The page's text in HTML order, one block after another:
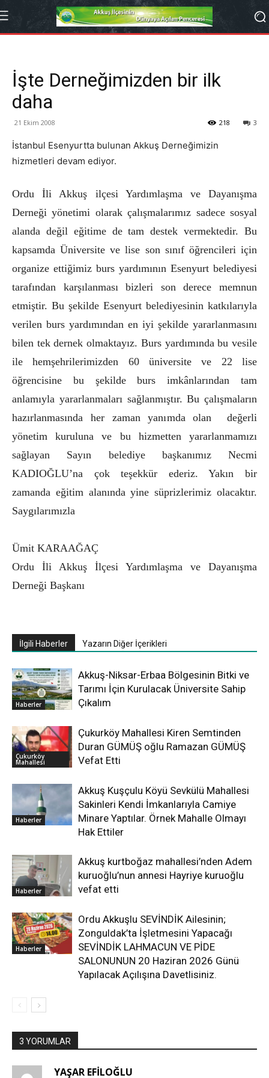
İşte Derneğimizden bir ilk
daha
21 Ekim 2008 3
218
İstanbul Esenyurtta bulunan Akkuş Derneğimizin
hizmetleri devam ediyor.
Ordu İli Akkuş ilçesi Yardımlaşma ve Dayanışma
Derneği yönetimi olarak çalışmalarımız sadece sosyal
alanda değil eğitime de tam destek vermektedir. Bu
kapsamda Üniversite ve lise son sınıf öğrencileri için
organize ettiğimiz burs yardımının Esenyurt belediyesi
tarafından karşılanması bizleri son derece memnun
etmiştir. Bu şekilde Esenyurt belediyesinin katkılarıyla
verilen burs yardımından en iyi şekilde yararlanmasını
bilen tek dernek olmaktayız. Burs yardımında bu vesile
ile hemşehrilerimizden 60 üniversite ve 22 lise
öğrencisine bu şekilde burs imkânlarından tam
anlamıyla yararlanmaları sağlanmıştır. Bu çalışmaların
hazırlanmasında her zaman yanımda olan değerli
yönetim kuruluna ve bu hizmetten yararlanmamızı
sağlayan Sayın belediye başkanımız Necmi
KADIOĞLU’na çok teşekkür ederiz. Yakın bir
zamanda eğitim alanında yine süprizlerimiz olacaktır.
Saygılarımızla
Ümit KARAAĞAÇ
Ordu İli Akkuş İlçesi Yardımlaşma ve Dayanışma
Derneği Başkanı
İlgili Haberler Yazarın Diğer İçerikleri
Haberler
Akkuş-Niksar-Erbaa Bölgesinin Bitki ve
Tarımı İçin Kurulacak Üniversite Sahip
Çıkalım
Çukurköy
Mahallesi
Çukurköy Mahallesi Kiren Semtinden
Duran GÜMÜŞ oğlu Ramazan GÜMÜŞ
Vefat Etti
Haberler
Akkuş Kuşçulu Köyü Sevkülü Mahallesi
Sakinleri Kendi İmkanlarıyla Camiye
Minare Yaptılar. Örnek Mahalle Olmayı
Hak Ettiler
Haberler
Akkuş kurtboğaz mahallesi’nden Adem
kuruoğlu’nun annesi Hayriye kuruoğlu
vefat etti
Haberler
Ordu Akkuşlu SEVİNDİK Ailesinin;
Zonguldak’ta İşletmesini Yapacağı
SEVİNDİK LAHMACUN VE PİDE
SALONUNUN 20 Haziran 2026 Günü
Yapılacak Açılışına Davetlisiniz.
3 YORUMLAR
YAŞAR EFİLOĞLU